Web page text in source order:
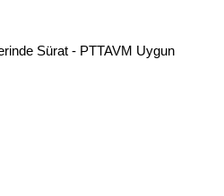
Sürat - PTTAVM Uygun